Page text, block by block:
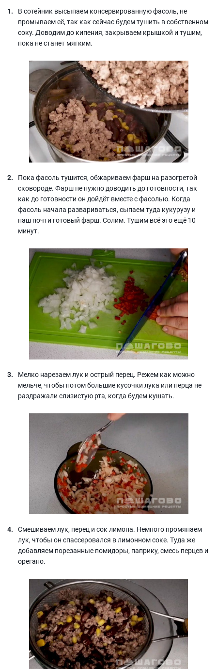
В сотейник высыпаем консервированную фасоль, не
промываем её, так как сейчас будем тушить в собственном
соку. Доводим до кипения, закрываем крышкой и тушим,
пока не станет мягким.
Пока фасоль тушится, обжариваем фарш на разогретой
сковороде. Фарш не нужно доводить до готовности, так
как до готовности он дойдёт вместе с фасолью. Когда
фасоль начала развариваться, сыпаем туда кукурузу и
наш почти готовый фарш. Солим. Тушим всё это ещё 10
минут.
Мелко нарезаем лук и острый перец. Режем как можно
мельче, чтобы потом большие кусочки лука или перца не
раздражали слизистую рта, когда будем кушать.
Смешиваем лук, перец и сок лимона. Немного промянаем
лук, чтобы он спассеровался в лимонном соке. Туда же
добавляем порезанные помидоры, паприку, смесь перцев и
орегано.